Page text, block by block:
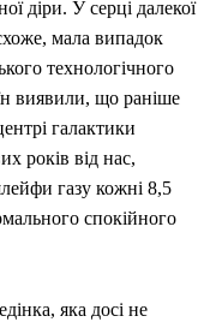
that let you
that let you
ahead of the curve.
ЕКОНОМІКА
ahead of the curve.
ЕКОНОМІКА
діри. У серці далекої
мала випадок
технологічного
виявили, що раніше
галактики
років від нас,
газу кожні 8,5
спокійного
яка досі не